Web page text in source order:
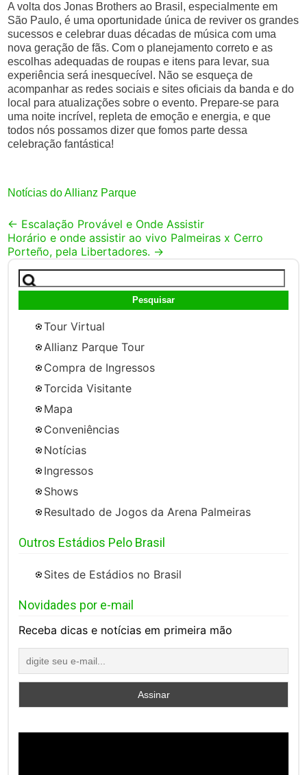
A volta dos Jonas Brothers ao Brasil, especialmente em
São Paulo, é uma oportunidade única de reviver os grandes
sucessos e celebrar duas décadas de música com uma
nova geração de fãs. Com o planejamento correto e as
escolhas adequadas de roupas e itens para levar, sua
experiência será inesquecível. Não se esqueça de
acompanhar as redes sociais e sites oficiais da banda e do
local para atualizações sobre o evento. Prepare-se para
uma noite incrível, repleta de emoção e energia, e que
todos nós possamos dizer que fomos parte dessa
celebração fantástica!
Notícias do Allianz Parque
Post
navigation
← Escalação Provável e Onde Assistir
Horário e onde assistir ao vivo Palmeiras x Cerro
Porteño, pela Libertadores. →
Pesquisar
por:
Tour Virtual
Allianz Parque Tour
Compra de Ingressos
Torcida Visitante
Mapa
Conveniências
Notícias
Ingressos
Shows
Resultado de Jogos da Arena Palmeiras
Outros Estádios Pelo Brasil
Sites de Estádios no Brasil
Novidades por e-mail
Receba dicas e notícias em primeira mão